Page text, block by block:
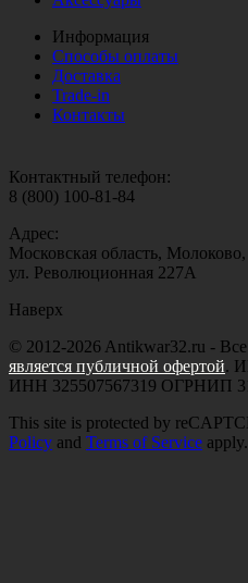
Информация
Способы оплаты
Доставка
Trade-in
Контакты
Контактный телефон:
8 (800) 100-81-84
Адрес:
Московская область, Молоково,
ул. Революционная 227А
Наверх
© 2012-2026 Antikwar32.ru -
является публичной офертой.
ИНН 325507567319 ОГРНИП
This site is protected by
Policy and Terms of Service apply.